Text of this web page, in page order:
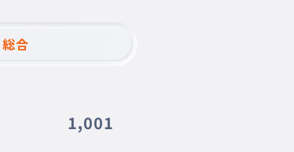
総合
1,001